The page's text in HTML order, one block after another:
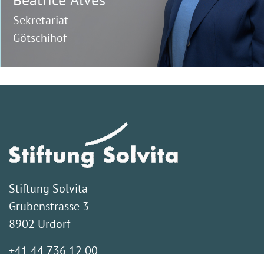
Sekretariat
Götschihof
Stiftung Solvita
Grubenstrasse 3
8902 Urdorf
+41 44 736 12 00